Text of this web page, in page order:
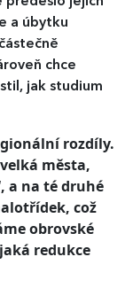
a úbytku
chce
jak studium
rozdíly.
města,
a na té druhé
což
obrovské
redukce